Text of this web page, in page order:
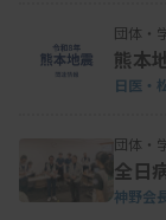
団体・
熊本
日医・
団体・
全日
神野会